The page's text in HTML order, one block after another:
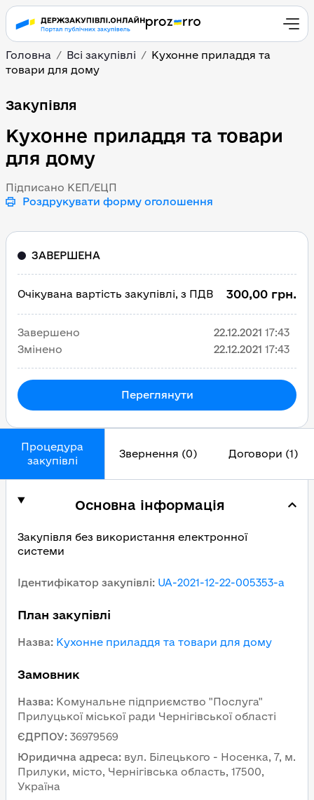
Головна Всі закупівлі
Кухонне приладдя та
товари для дому
Кухонне приладдя та
Закупівля
Кухонне приладдя та товари
для дому
Підписано КЕП/ЕЦП
Роздрукувати форму оголошення
Процедура
закупівлі
Звернення (0) Договори (1)
Основна інформація
Закупівля без використання електронної
системи
Ідентифікатор закупівлі: UA-2021-12-22-005353-a
План закупівлі
Назва: Кухонне приладдя та товари для дому
Замовник
Назва: Комунальне підприємство "Послуга"
Прилуцької міської ради Чернігівської області
ЄДРПОУ: 36979569
Юридична адреса: вул. Білецького - Носенка, 7, м.
Прилуки, місто, Чернігівська область, 17500,
Україна
ЗАВЕРШЕНА
Очікувана вартість закупівлі, з ПДВ 300,00 грн.
Завершено 22.12.2021 17:43
Змінено
22.12.2021 17:43
Переглянути